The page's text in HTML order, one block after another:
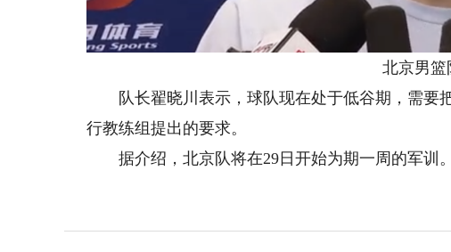
北京男篮
队长翟晓川表示，球队现在处于低谷期，需要
行教练组提出的要求。
据介绍，北京队将在29日开始为期一周的军训。